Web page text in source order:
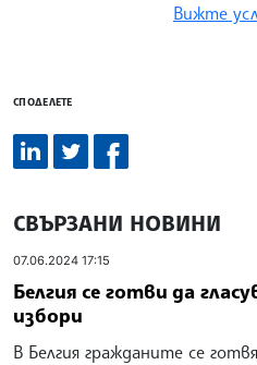
Вижте
СПОДЕЛЕТЕ
СВЪРЗАНИ НОВИНИ
07.06.2024 17:15
Белгия се готви да
избори
В Белгия гражданите се